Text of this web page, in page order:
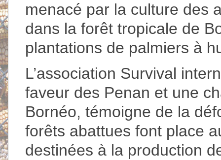
menacé par la culture des
dans la forêt tropicale de
plantations de palmiers à
L’association Survival
faveur des Penan et une
Bornéo, témoigne de la
forêts abattues font place
destinées à la production